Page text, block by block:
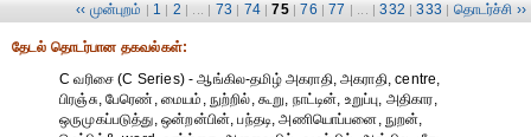
‹‹ முன்புறம் | 1 | 2 | ... | 73 | 74 | 75 | 76 | 77 | ... | 332 | 333 | தொடர்ச்சி ››
தேட‌ல் தொட‌ர்பான தகவ‌ல்க‌ள்:
C வரிசை (C Series) - ஆங்கில-தமிழ் அகராதி, அகராதி, centre,
பிரஞ்சு, பேரெண், மையம், நுற்றில், கூறு, நாட்டின், உறுப்பு, அதிகார,
ஒருமுகப்படுத்து, ஒன்றன்பின், பந்தடி, அணியொப்பனை, நுறன்,